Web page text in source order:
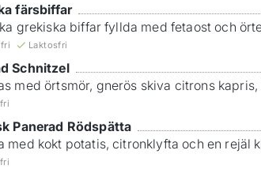
färsbiffar
grekiska biffar fyllda med fetaost och
Laktosfri
Schnitzel
med örtsmör, gnerös skiva citrons
Panerad Rödspätta
med kokt potatis, citronklyfta och en rejäl